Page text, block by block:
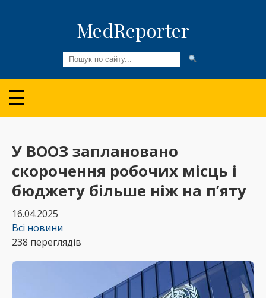
MedReporter
Всі новини
Огляди та Аналітика
Медспільнота
Колонки
Відео
Пацієнтам
У ВООЗ заплановано
скорочення робочих місць і
бюджету більше ніж на п’яту
16.04.2025
Всі новини
238 переглядів